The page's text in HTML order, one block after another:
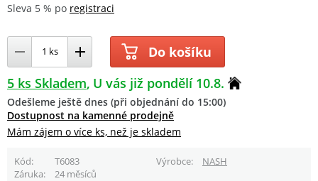
Sleva 5 % po registraci
Do košíku
5 ks Skladem U vás již pondělí 10.8.
Odešleme ještě dnes (při objednání do 15:00)
Dostupnost na kamenné prodejně
Mám zájem o více ks, než je skladem
Kód T6083 Výrobce
NASH
Záruka
24 měsíců